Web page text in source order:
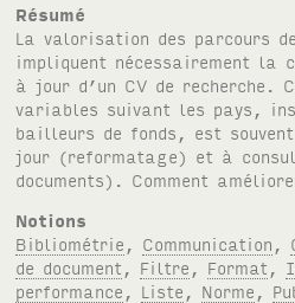
Résumé
La valorisation des parcours
impliquent nécessairement la
à jour d’un CV de recherche.
variables suivant les pays,
bailleurs de fonds, est
jour (reformatage) et à
documents). Comment
Notions
Bibliométrie
Communication
de document
Filtre Format
performance
Liste Norme